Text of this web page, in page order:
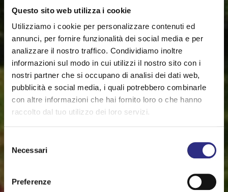
Questo sito web utilizza i cookie
Utilizziamo i cookie per personalizzare contenuti ed
annunci, per fornire funzionalità dei social media e per
analizzare il nostro traffico. Condividiamo inoltre
informazioni sul modo in cui utilizzi il nostro sito con i
nostri partner che si occupano di analisi dei dati web,
pubblicità e social media, i quali potrebbero combinarle
con altre informazioni che hai fornito loro o che hanno
raccolto dal tuo utilizzo dei loro servizi.
delNecessari
Preferenze